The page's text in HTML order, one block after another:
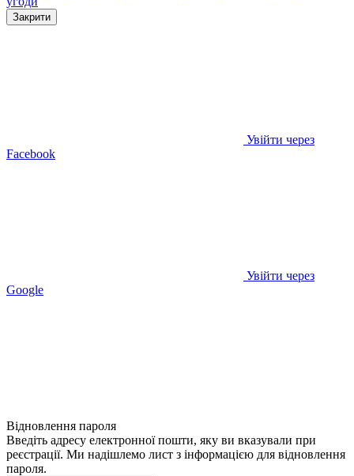
Закрити
Увійти через
Facebook
Увійти через
Google
Відновлення пароля
Введіть адресу електронної пошти, яку ви вказували при
реєстрації. Ми надішлемо лист з інформацією для відновлення
пароля.